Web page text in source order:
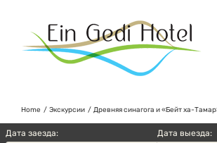
content
Home Экскурсии Древняя синагога и «Бейт ха-
Дата заезда: Дата выезда: